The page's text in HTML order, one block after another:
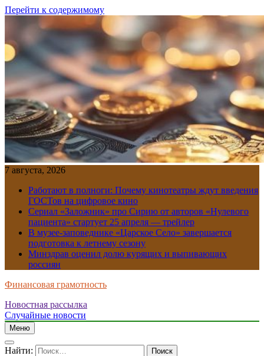
Перейти к содержимому
7 августа, 2026
Работают в полноги: Почему кинотеатры ждут введения
ГОСТов на цифровое кино
Сериал «Заложник» про Сирию от авторов «Нулевого
пациента» стартует 25 апреля — трейлер
В музее-заповеднике «Царское Село» завершается
подготовка к летнему сезону
Минздрав оценил долю курящих и выпивающих
россиян
Финансовая грамотность
Новостная рассылка
Случайные новости
Меню
Найти: